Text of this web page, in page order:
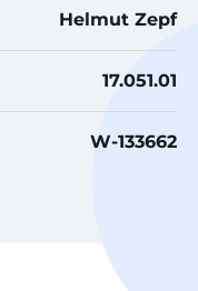
Helmut Zepf
17.051.01
W-133662